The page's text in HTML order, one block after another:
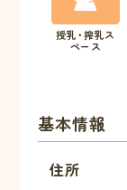
授乳･搾乳ス
ペース
基本情報
住所